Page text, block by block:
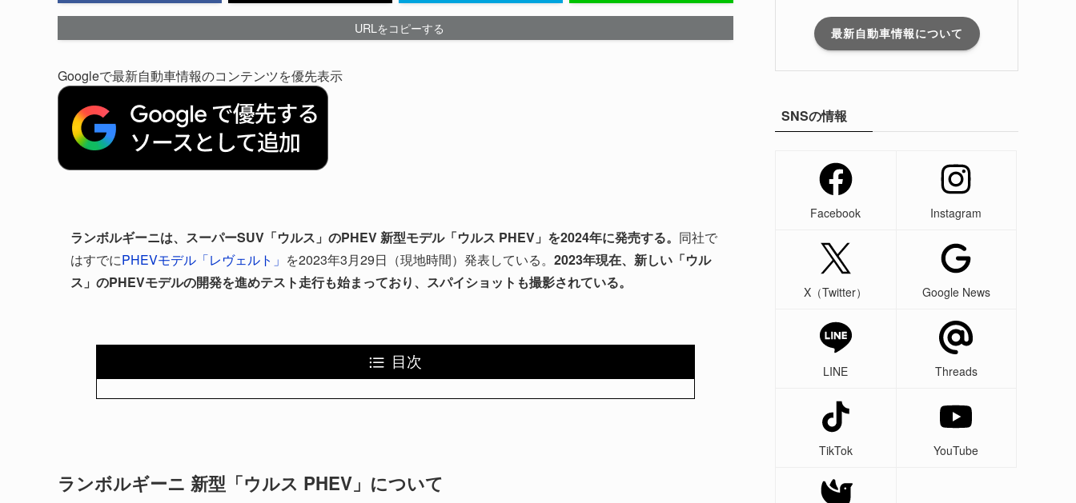
URLをコピーする
Googleで最新自動車情報のコンテンツを優先表示
ランボルギーニは、スーパーSUV「ウルス」のPHEV 新型モデル「ウルス PHEV」を2024年に発売する。 同社で
はすでにPHEVモデル「レヴェルト」 を2023年3月29日（現地時間）発表している。 2023年現在、新しい「ウル
ス」のPHEVモデルの開発を進めテスト走行も始まっており、スパイショットも撮影されている。
目次
ランボルギーニ 新型「ウルス PHEV」について
最新自動車情報について
SNSの情報
Facebook Instagram
X（Twitter） Google News
LINE Threads
TikTok YouTube